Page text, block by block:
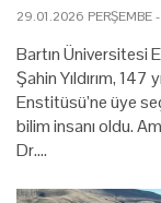
29.01.2026 PERŞEMBE
Bartın Üniversitesi
Şahin Yıldırım,
Enstitüsü’ne üye
bilim insanı oldu.
Dr.…